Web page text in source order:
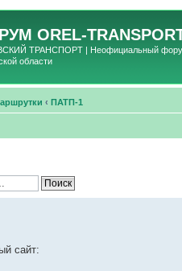
OREL-
ТРАНСПОРТ | Неофициальный форум
области
‹ ПАТП-1
сайт: